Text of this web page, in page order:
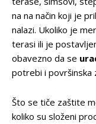
na na način koji je
nalazi. Ukoliko je
terasi ili je
obavezno da se
potrebi i površinska
Što se tiče zaštite
koliko su složeni